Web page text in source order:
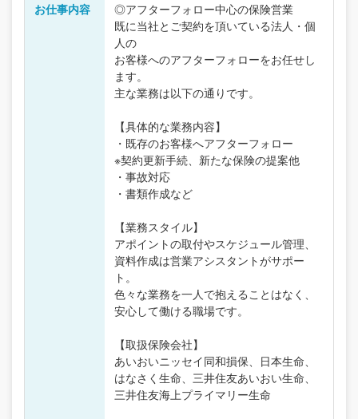
お仕事内容
◎アフターフォロー中心の保険営業
既に当社とご契約を頂いている法人・個
人の
お客様へのアフターフォローをお任せし
ます。
主な業務は以下の通りです。
【具体的な業務内容】
・既存のお客様へアフターフォロー
※契約更新手続、新たな保険の提案他
・事故対応
・書類作成など
【業務スタイル】
アポイントの取付やスケジュール管理、
資料作成は営業アシスタントがサポー
ト。
色々な業務を一人で抱えることはなく、
安心して働ける職場です。
【取扱保険会社】
あいおいニッセイ同和損保、日本生命、
はなさく生命、三井住友あいおい生命、
三井住友海上プライマリー生命